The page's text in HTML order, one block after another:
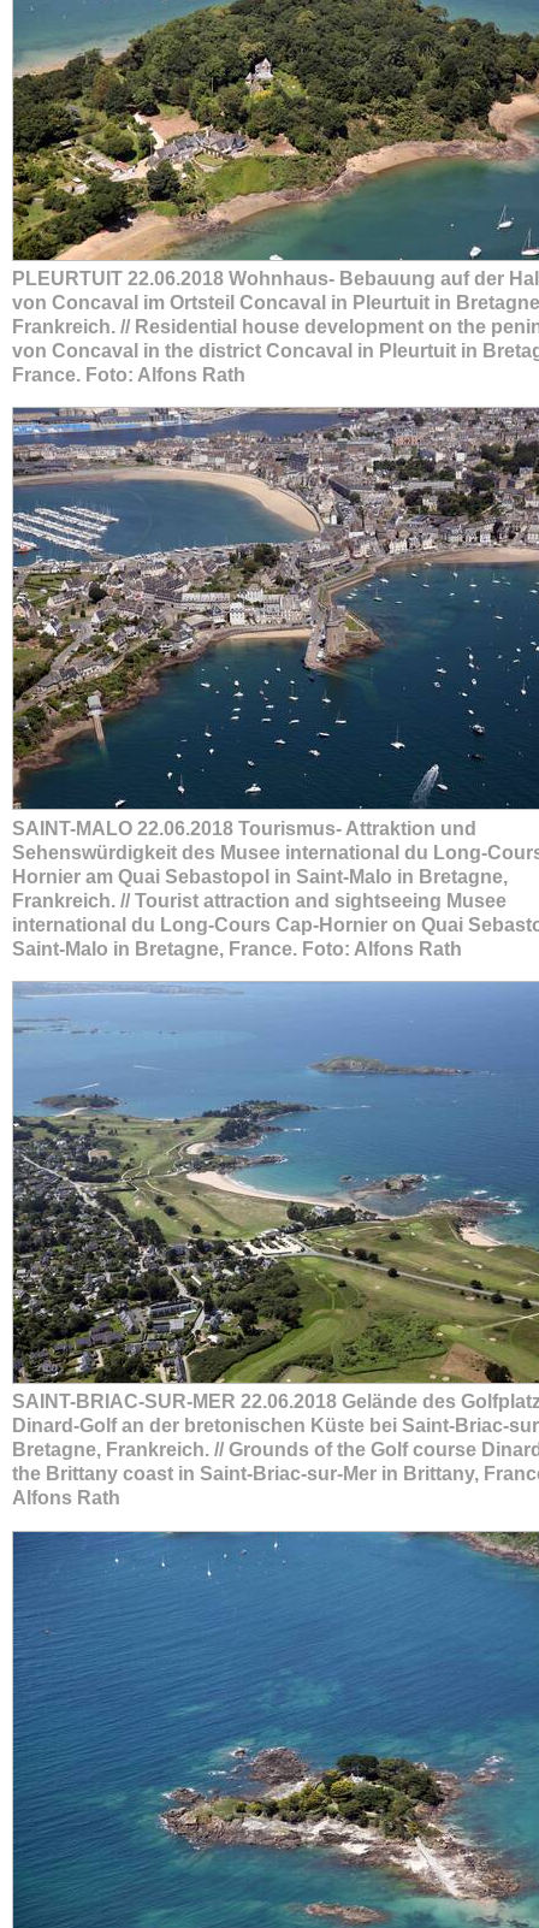
PLEURTUIT 22.06.2018 Wohnhaus- Bebauung auf der
von Concaval im Ortsteil Concaval in Pleurtuit in
Frankreich. // Residential house development on the
von Concaval in the district Concaval in Pleurtuit in
France. Foto: Alfons Rath
SAINT-MALO 22.06.2018 Tourismus- Attraktion und
Sehenswürdigkeit des Musee international du Long-
Hornier am Quai Sebastopol in Saint-Malo in Bretagne,
Frankreich. // Tourist attraction and sightseeing Musee
international du Long-Cours Cap-Hornier on Quai
Saint-Malo in Bretagne, France. Foto: Alfons Rath
SAINT-BRIAC-SUR-MER 22.06.2018 Gelände des
Dinard-Golf an der bretonischen Küste bei Saint-Briac-
Bretagne, Frankreich. // Grounds of the Golf course
the Brittany coast in Saint-Briac-sur-Mer in Brittany,
Alfons Rath